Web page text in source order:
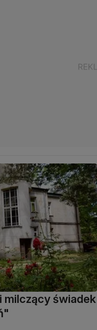
milczący świadek